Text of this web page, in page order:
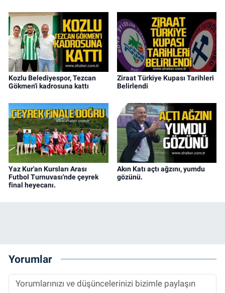
Kozlu Belediyespor, Tezcan
Gökmen'i kadrosuna kattı
Ziraat Türkiye Kupası Tarihleri
Belirlendi
Yaz Kur'an Kursları Arası
Futbol Turnuvası'nde çeyrek
final heyecanı.
Akın Katı açtı ağzını, yumdu
gözünü.
Yorumlar